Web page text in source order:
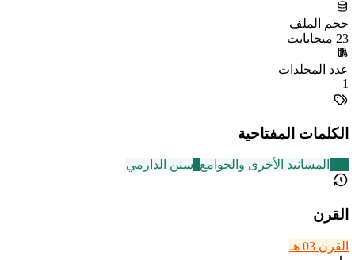
حجم الملف
23 ميجابايت
عدد المجلدات
1
الكلمات المفتاحية
المسانيد الأخرى والجوامع سنن الدارمي
القرن
القرن 03 هـ